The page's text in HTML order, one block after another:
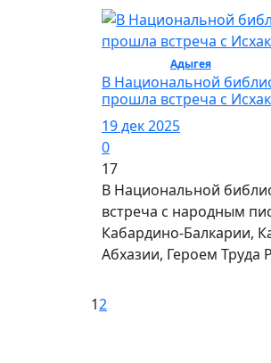
Адыгея/ Культура
В Национальной
прошла встреча с
19 дек 2025
0
17
В Национальной
встреча с народным
Кабардино-Балкарии,
Абхазии, Героем Труда
12